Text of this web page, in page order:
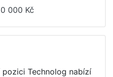
000 Kč
Technolog nabízí